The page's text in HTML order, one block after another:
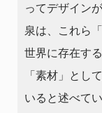
ってデザイン
泉は、これら
世界に存在す
「素材」とし
いると述べて